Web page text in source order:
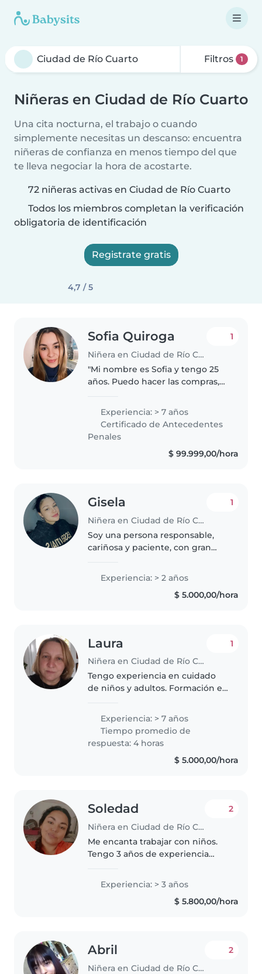
Filtros 1
Niñeras en Ciudad de Río Cuarto
Una cita nocturna, el trabajo o cuando
simplemente necesitas un descanso: encuentra
niñeras de confianza en menos tiempo del que
te lleva negociar la hora de acostarte.
72 niñeras activas en Ciudad de Río Cuarto
Todos los miembros completan la verificación
obligatoria de identificación
Registrate gratis
4,7 / 5
Sofia Quiroga
Niñera en Ciudad de Río Cuarto
1
"Mi nombre es Sofia y tengo 25
años. Puedo hacer las compras,
del colegio, hacer algunas tareas
ligeras. Estudie Profe de Piano y
música sin terminar...
Experiencia: > 7 años
Certificado de Antecedentes
Penales
$ 99.999,00/hora
Gisela
Niñera en Ciudad de Río Cuarto
1
Soy una persona responsable,
cariñosa y paciente, con gran
Cuento con certificado de Aux.
De Educación Inicial, Me destaco
Experiencia: > 2 años
$ 5.000,00/hora
Laura
Niñera en Ciudad de Río Cuarto
1
Tengo experiencia en cuidado
de niños y adultos. Formación en
general, nutrición, peluquería,
manualidades en general, diseño
y confección de indumentaria..
Experiencia: > 7 años
Tiempo promedio de
respuesta: 4 horas
$ 5.000,00/hora
Soledad
Niñera en Ciudad de Río Cuarto
2
Me encanta trabajar con niños.
Tengo 3 años de experiencia
bebés y niños pequeños. Eh
cuidado trillizos de 3 meses.
¡Estoy deseando cuidar de tus
Experiencia: > 3 años
$ 5.800,00/hora
Abril
Niñera en Ciudad de Río Cuarto
2